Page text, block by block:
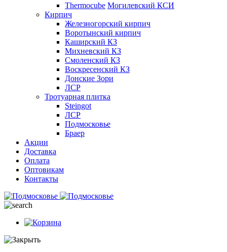
Thermocube Могилевский КСИ
Кирпич
Железногорский кирпич
Воротынский кирпич
Каширский КЗ
Михневский КЗ
Смоленский КЗ
Воскресенский КЗ
Донские Зори
ЛСР
Тротуарная плитка
Steingot
ЛСР
Подмосковье
Браер
Акции
Доставка
Оплата
Оптовикам
Контакты